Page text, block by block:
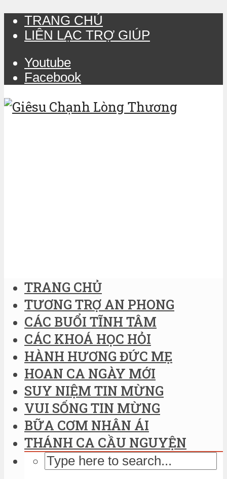
TRANG CHỦ
LIÊN LẠC TRỢ GIÚP
Youtube
Facebook
TRANG CHỦ
TƯƠNG TRỢ AN PHONG
CÁC BUỔI TĨNH TÂM
CÁC KHOÁ HỌC HỎI
HÀNH HƯƠNG ĐỨC MẸ
HOAN CA NGÀY MỚI
SUY NIỆM TIN MỪNG
VUI SỐNG TIN MỪNG
BỮA CƠM NHÂN ÁI
THÁNH CA CẦU NGUYỆN